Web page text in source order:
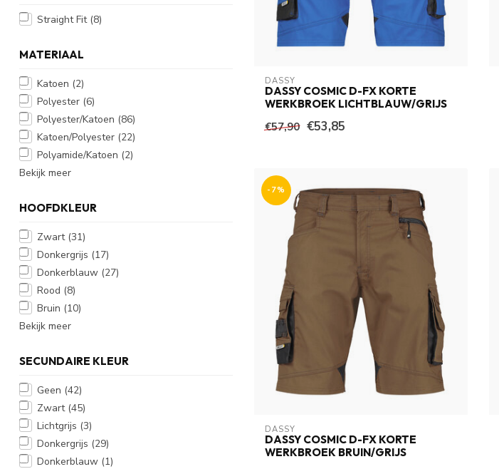
Straight Fit (8)
MATERIAAL
Katoen (2)
Polyester (6)
Polyester/Katoen (86)
Katoen/Polyester (22)
Polyamide/Katoen (2)
Bekijk meer
HOOFDKLEUR
Zwart (31)
Donkergrijs (17)
Donkerblauw (27)
Rood (8)
Bruin (10)
Bekijk meer
SECUNDAIRE KLEUR
Geen (42)
Zwart (45)
Lichtgrijs (3)
Donkergrijs (29)
Donkerblauw (1)
DASSY
DASSY COSMIC D-FX KORTE
WERKBROEK LICHTBLAUW/GRIJS
€57,90 €53,85
-7%
DASSY
DASSY COSMIC D-FX KORTE
WERKBROEK BRUIN/GRIJS